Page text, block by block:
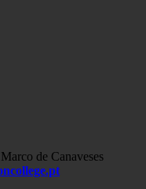
de Canaveses